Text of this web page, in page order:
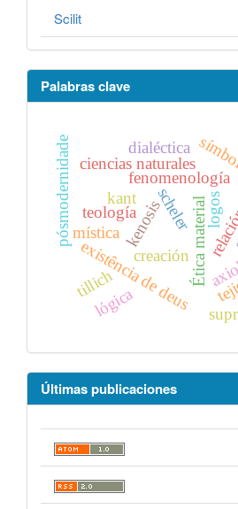
Scilit
Palabras clave
scheler
fenomenología
Ética material
creación
kenosis
ciencias naturales
teología
existência de deus
kant
tillich
pósmodernidade dialéctica
logos
mística
lógica
Últimas publicaciones